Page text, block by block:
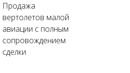
Продажа
вертолетов малой
авиации с полным
сопровождением
сделки